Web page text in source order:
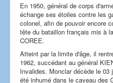
En 1950, général de corps
échange ses étoiles contre les
colonel, afin de pouvoir encore
tête du bataillon français mis à
COREE.
Atteint par la limite d'âge, il
1962, succédant au général
Invalides. Monclar décède le
été inhumé dans le caveau des